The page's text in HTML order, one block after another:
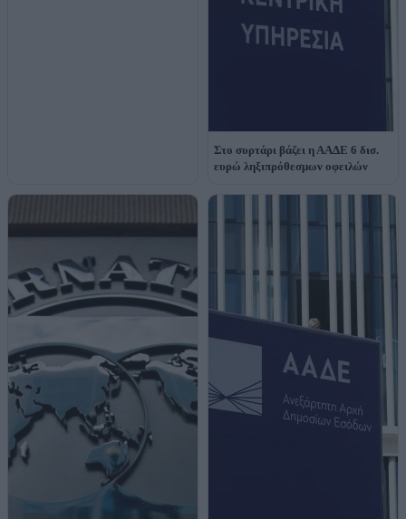
Στο συρτάρι βάζει η ΑΑΔΕ 6 δισ.
ευρώ ληξιπρόθεσμων οφειλών